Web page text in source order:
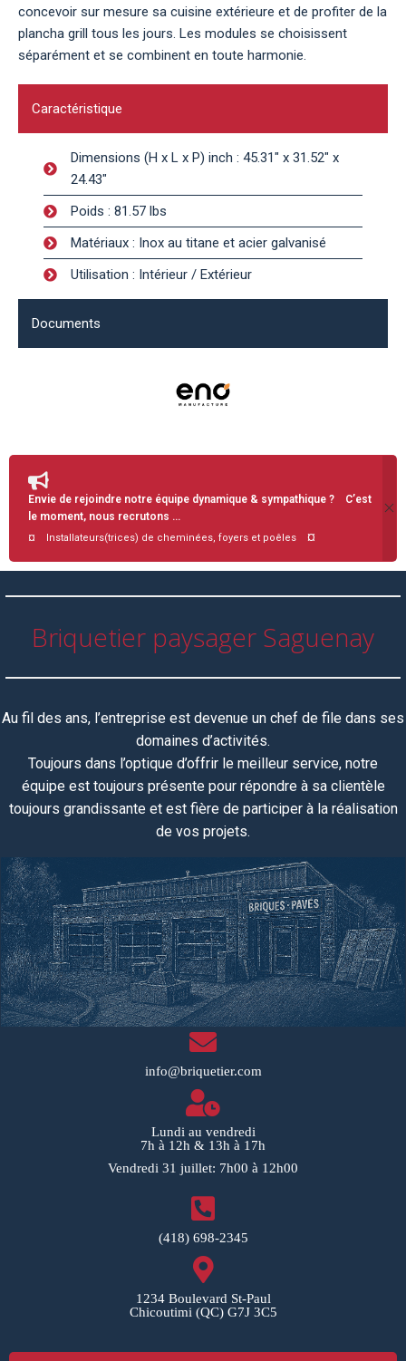
concevoir sur mesure sa cuisine extérieure et de profiter de la
plancha grill tous les jours. Les modules se choisissent
séparément et se combinent en toute harmonie.
Caractéristique
Dimensions (H x L x P) inch : 45.31" x 31.52" x
24.43"
Poids : 81.57 lbs
Matériaux : Inox au titane et acier galvanisé
Utilisation : Intérieur / Extérieur
Documents
Envie de rejoindre notre équipe dynamique & sympathique ? C’est
le moment, nous recrutons …
¤ Installateurs(trices) de cheminées, foyers et poêles ¤
Briquetier paysager Saguenay
Au fil des ans, l’entreprise est devenue un chef de file dans ses
domaines d’activités.
Toujours dans l’optique d’offrir le meilleur service, notre
équipe est toujours présente pour répondre à sa clientèle
toujours grandissante et est fière de participer à la réalisation
de vos projets.
info@briquetier.com
Lundi au vendredi
7h à 12h & 13h à 17h
Vendredi 31 juillet: 7h00 à 12h00
(418) 698-2345
1234 Boulevard St-Paul
Chicoutimi (QC) G7J 3C5